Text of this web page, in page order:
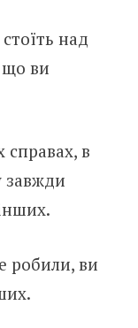
над
ви
справах, в
завжди
робили, ви